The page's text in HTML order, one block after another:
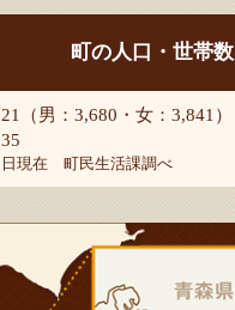
町の人口・世帯数
（男：3,680・女：3,841）
日現在 町民生活課調べ